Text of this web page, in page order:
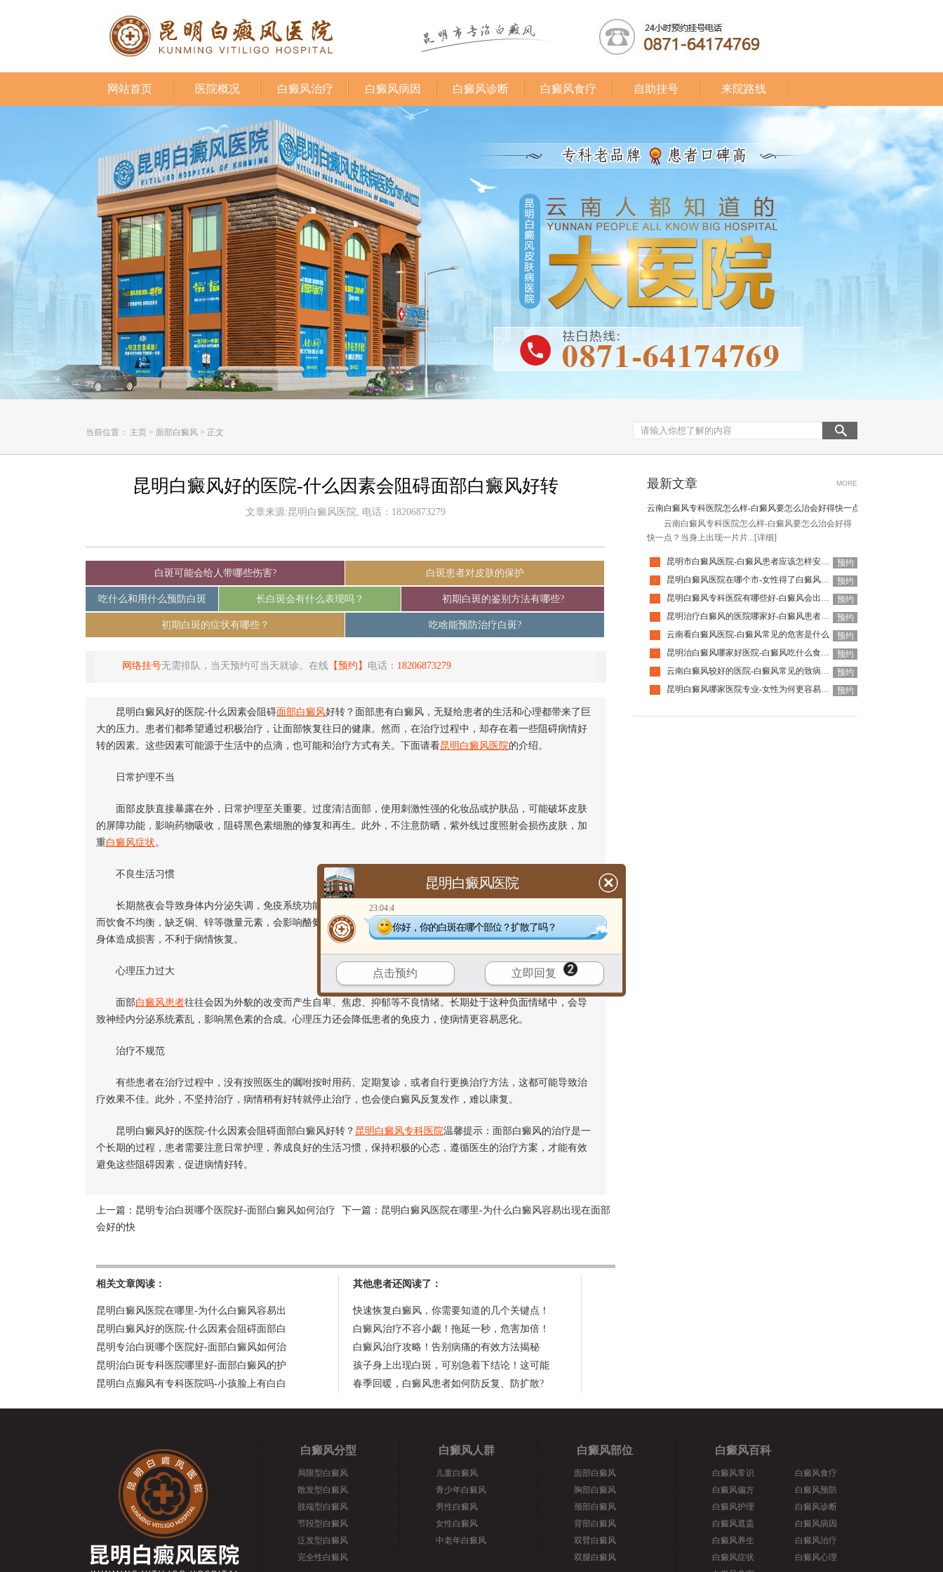
网站首页 医院概况 白癜风治疗 白癜风病因 白癜风诊断 白癜风食疗 自助挂号 来院路线
当前位置： 主页 > 面部白癜风 > 正文
昆明白癜风好的医院-什么因素会阻碍面部白癜风好转
文章来源:昆明白癜风医院, 电话：18206873279
白斑可能会给人带哪些伤害? 白斑患者对皮肤的保护
吃什么和用什么预防白斑 长白斑会有什么表现吗？ 初期白斑的鉴别方法有哪些?
初期白斑的症状有哪些？ 吃啥能预防治疗白斑?
网络挂号无需排队，当天预约可当天就诊。在线 【预约】 电话： 18206873279
昆明白癜风好的医院-什么因素会阻碍面部白癜风好转？面部患有白癜风，无疑给患者的生活和心理都带来了巨
大的压力。患者们都希望通过积极治疗，让面部恢复往日的健康。然而，在治疗过程中，却存在着一些阻碍病情好
转的因素。这些因素可能源于生活中的点滴，也可能和治疗方式有关。下面请看昆明白癜风医院的介绍。
日常护理不当
面部皮肤直接暴露在外，日常护理至关重要。过度清洁面部，使用刺激性强的化妆品或护肤品，可能破坏皮肤
的屏障功能，影响药物吸收，阻碍黑色素细胞的修复和再生。此外，不注意防晒，紫外线过度照射会损伤皮肤，加
重白癜风症状。
不良生活习惯
长期熬夜会导致身体内分泌失调，免疫系统功能紊乱，使得机体无法有效对抗疾病，影响
而饮食不均衡，缺乏铜、锌等微量元素，会影响酪氨酸酶的活性，进而影响黑色素的合成。过度饮酒和吸烟也会对
身体造成损害，不利于病情恢复。
心理压力过大
面部白癜风患者往往会因为外貌的改变而产生自卑、焦虑、抑郁等不良情绪。长期处于这种负面情绪中，会导
致神经内分泌系统紊乱，影响黑色素的合成。心理压力还会降低患者的免疫力，使病情更容易恶化。
治疗不规范
有些患者在治疗过程中，没有按照医生的嘱咐按时用药、定期复诊，或者自行更换治疗方法，这都可能导致治
疗效果不佳。此外，不坚持治疗，病情稍有好转就停止治疗，也会使白癜风反复发作，难以康复。
昆明白癜风好的医院-什么因素会阻碍面部白癜风好转？ 昆明白癜风专科医院温馨提示：面部白癜风的治疗是一
个长期的过程，患者需要注意日常护理，养成良好的生活习惯，保持积极的心态，遵循医生的治疗方案，才能有效
避免这些阻碍因素，促进病情好转。
上一篇： 昆明专治白斑哪个医院好-面部白癜风如何治疗
会好的快
下一篇： 昆明白癜风医院在哪里-为什么白癜风容易出现在面部
相关文章阅读：
昆明白癜风医院在哪里-为什么白癜风容易出
昆明白癜风好的医院-什么因素会阻碍面部白
昆明专治白斑哪个医院好-面部白癜风如何治
昆明治白斑专科医院哪里好-面部白癜风的护
昆明白点癫风有专科医院吗-小孩脸上有白白
其他患者还阅读了：
快速恢复白癜风，你需要知道的几个关键点！
白癜风治疗不容小觑！拖延一秒，危害加倍！
白癜风治疗攻略！告别病痛的有效方法揭秘
孩子身上出现白斑，可别急着下结论！这可能
春季回暖，白癜风患者如何防反复、防扩散?
最新文章 MORE
云南白癜风专科医院怎么样-白癜风要怎么治会好得快一点
云南白癜风专科医院怎么样-白癜风要怎么治会好得
快一点？当身上出现一片片... [详细]
· 昆明市白癜风医院-白癜风患者应该怎样安排饮食
预约
·
昆明白癜风医院在哪个市-女性得了白癜风还能使用化妆品吗
预约
·
昆明白癜风专科医院有哪些好-白癜风会出现什么并发症
预约
·
昆明治疗白癜风的医院哪家好-白癜风患者日常需要避免什么
预约
·
云南看白癜风医院-白癜风常见的危害是什么
预约
·
昆明治白癜风哪家好医院-白癜风吃什么食物可以补充黑色素
预约
·
云南白癜风较好的医院-白癜风常见的致病因素有哪些
预约
·
昆明白癜风哪家医院专业-女性为何更容易患白癜风呢 预约
白癜风分型
局限型白癜风
散发型白癜风
肢端型白癜风
节段型白癜风
泛发型白癜风
完全性白癜风
白癜风人群
儿童白癜风
青少年白癜风
男性白癜风
女性白癜风
中老年白癜风
白癜风部位
面部白癜风
胸部白癜风
颈部白癜风
背部白癜风
双臂白癜风
双腿白癜风
白癜风百科
白癜风常识
白癜风偏方
白癜风护理
白癜风遮盖
白癜风养生
白癜风症状
白癜风食疗
白癜风预防
白癜风诊断
白癜风病因
白癜风治疗
白癜风心理
昆明白癜风医院
23:04:4
你好，你的白斑在哪个部位？扩散了吗？
点击预约 立即回复